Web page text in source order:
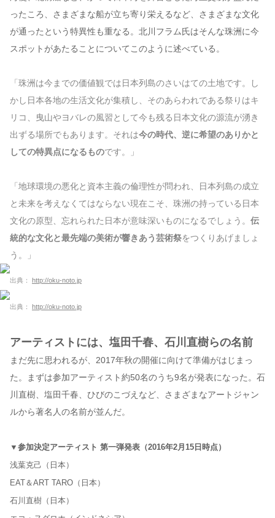
ったころ、さまざまな船が立ち寄り栄えるなど、さまざまな文化
が通ったという特異性も重なる。北川フラム氏はそんな珠洲に今
スポットがあたることについてこのように述べている。
「珠洲は今までの価値観では日本列島のさいはての土地です。し
かし日本各地の生活文化が集積し、そのあらわれである祭りはキ
リコ、曳山やヨバレの風習として今も残る日本文化の源流が湧き
出ずる場所でもあります。それは今の時代、逆に希望のありかと
しての特異点になるものです。」
「地球環境の悪化と資本主義の倫理性が問われ、日本列島の成立
と未来を考えなくてはならない現在こそ、珠洲の持っている日本
文化の原型、忘れられた日本が意味深いものになるでしょう。 伝
統的な文化と最先端の美術が響きあう芸術祭をつくりあげましょ
う。」
出典： http://oku-noto.jp
出典： http://oku-noto.jp
アーティストには、塩田千春、石川直樹らの名前
まだ先に思われるが、2017年秋の開催に向けて準備がはじまっ
た。まずは参加アーティスト約50名のうち9名が発表になった。石
川直樹、塩田千春、ひびのこづえなど、さまざまなアートジャン
ルから著名人の名前が並んだ。
▼参加決定アーティスト 第一弾発表（2016年2月15日時点）
浅葉克己（日本）
EAT＆ART TARO（日本）
石川直樹（日本）